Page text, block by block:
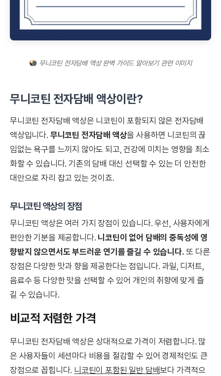
무니코틴 전자담배 액상 완벽 가이드 알아보기 관련 이미지
무니코틴 전자담배 액상이란?
무니코틴 전자담배 액상은 니코틴이 포함되지 않은 전자담배
액상입니다. 무니코틴 전자담배 액상을 사용하면 니코틴의 끊
임없는 욕구를 느끼지 않아도 되고, 건강에 미치는 영향을 최소
화할 수 있습니다. 기존의 담배 대신 선택할 수 있는 더 안전한
대안으로 자리 잡고 있는 것이죠.
무니코틴 액상의 장점
무니코틴 액상은 여러 가지 장점이 있습니다. 우선, 사용자에게
편안한 기분을 제공합니다. 니코틴이 없어 담배의 중독성에 영
향받지 않으면서도 부드러운 연기를 즐길 수 있습니다. 또 다른
장점은 다양한 맛과 향을 제공한다는 점입니다. 과일, 디저트,
음료수 등 다양한 맛을 선택할 수 있어 개인의 취향에 맞게 즐
길 수 있습니다.
비교적 저렴한 가격
무니코틴 전자담배 액상은 상대적으로 가격이 저렴합니다. 많
은 사용자들이 세션마다 비용을 절감할 수 있어 경제적인도 큰
장점으로 꼽힙니다. 니코틴이 포함된 일반 담배보다 가격적으